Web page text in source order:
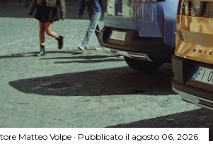
Matteo Volpe Pubblicato il agosto 06, 2026